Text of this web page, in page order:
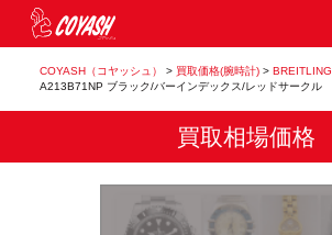
COYASH（コヤッシュ） > 買取価格(腕時計)> BREITLING
A213B71NP ブラック/バーインデックス/レッドサークル
買取相場価格